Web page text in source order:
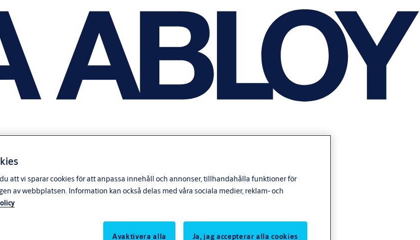
att vi sparar cookies för att anpassa innehåll och annonser, tillhandahålla funktioner för
av webbplatsen. Information kan också delas med våra sociala medier, reklam- och
Avaktivera alla Ja, jag accepterar alla cookies